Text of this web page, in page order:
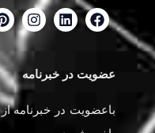
عضویت در خبرنامه
باعضویت در خبرنامه